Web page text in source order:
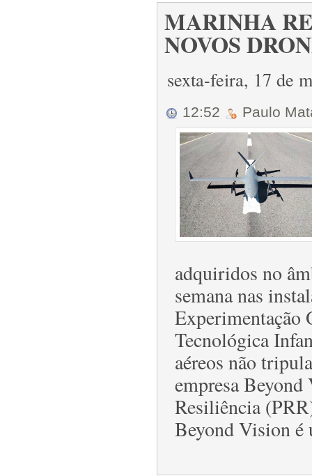
MARINHA
NOVOS
sexta-feira, 17 de
12:52 Paulo
adquiridos no
semana nas
Experimentação
Tecnológica
aéreos não
empresa
Resiliência
Beyond Vision é